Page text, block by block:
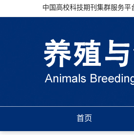
中国高校科技期刊集群服务平
首页